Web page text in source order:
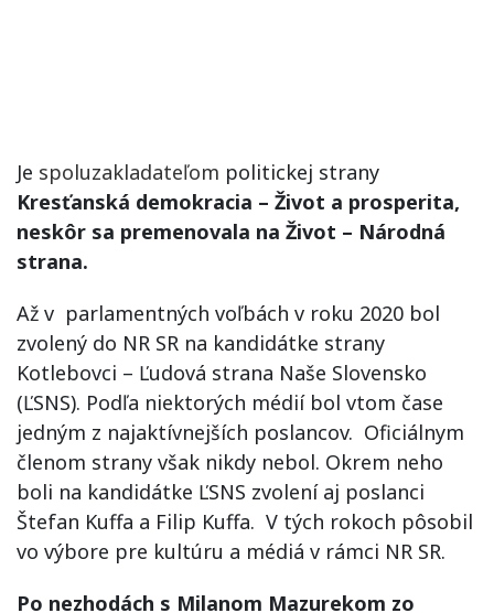
Je spoluzakladateľom politickej strany
Kresťanská demokracia – Život a prosperita,
neskôr sa premenovala na Život – Národná
strana.
Až v parlamentných voľbách v roku 2020 bol
zvolený do NR SR na kandidátke strany
Kotlebovci – Ľudová strana Naše Slovensko
(ĽSNS). Podľa niektorých médií bol vtom čase
jedným z najaktívnejších poslancov. Oficiálnym
členom strany však nikdy nebol. Okrem neho
boli na kandidátke ĽSNS zvolení aj poslanci
Štefan Kuffa a Filip Kuffa. V tých rokoch pôsobil
vo výbore pre kultúru a médiá v rámci NR SR.
Po nezhodách s Milanom Mazurekom zo